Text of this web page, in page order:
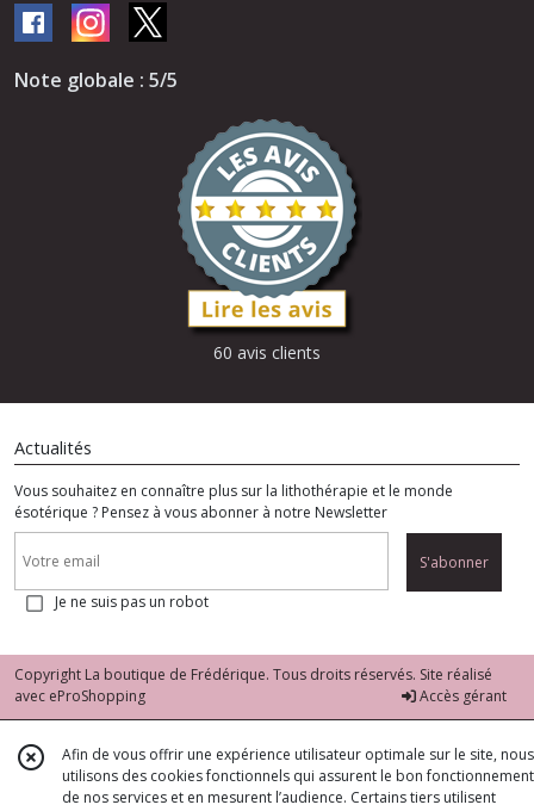
Note globale : 5/5
60 avis clients
Actualités
Vous souhaitez en connaître plus sur la lithothérapie et le monde
ésotérique ? Pensez à vous abonner à notre Newsletter
S'abonner
Je ne suis pas un robot
Copyright La boutique de Frédérique. Tous droits réservés. Site réalisé
avec eProShopping Accès gérant
Afin de vous offrir une expérience utilisateur optimale sur le site, nous
utilisons des cookies fonctionnels qui assurent le bon fonctionnement
de nos services et en mesurent l’audience. Certains tiers utilisent